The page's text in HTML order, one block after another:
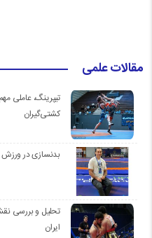
مقالات علمی
تیپرینگ، عاملی
کشتی‌گیران
بدنسازی در ورزش
تحلیل و بررسی
ایران